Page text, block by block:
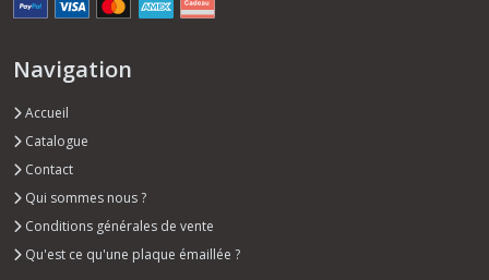
Navigation
Accueil
Catalogue
Contact
Qui sommes nous ?
Conditions générales de vente
Qu'est ce qu'une plaque émaillée ?